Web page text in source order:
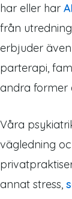
har eller har
från
erbjuder
parterapi,
andra former
Våra
vägledning
annat stress,